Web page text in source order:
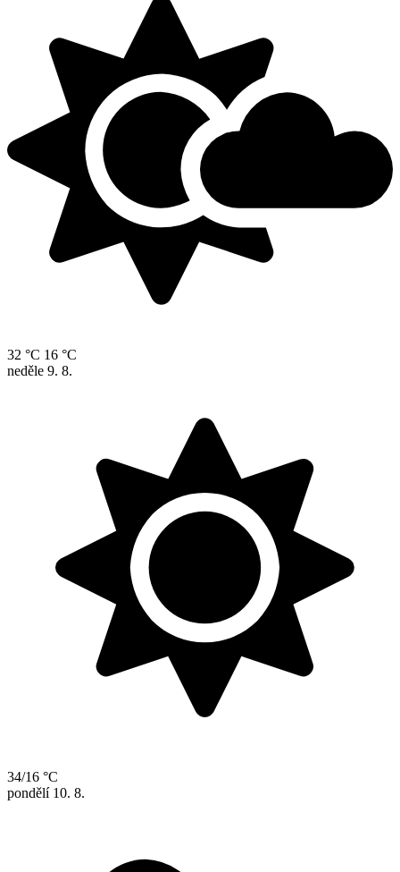
32 °C 16 °C
neděle 9. 8.
34/16 °C
pondělí 10. 8.